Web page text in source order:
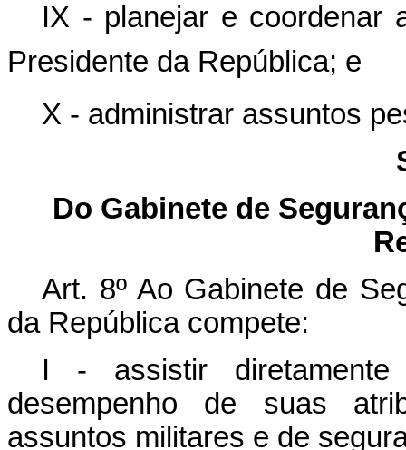
IX - planejar e coordenar
Presidente da República; e
X - administrar assuntos
Do Gabinete de
Art. 8ºAo Gabinete de
da República compete:
I - assistir
desempenho de suas
assuntos militares e de